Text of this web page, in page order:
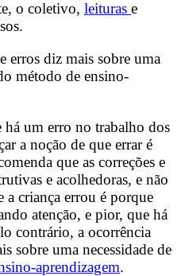
o coletivo, leituras e
erros diz mais sobre uma
método de ensino-
um erro no trabalho dos
a noção de que errar é
que as correções e
e acolhedoras, e não
a criança errou é porque
atenção, e pior, que há
contrário, a ocorrência
sobre uma necessidade de
aprendizagem.